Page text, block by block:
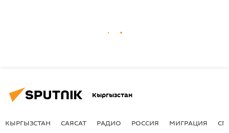
Кыргызстан
КЫРГЫЗСТАН САЯСАТ РАДИО РОССИЯ МИГРАЦИЯ